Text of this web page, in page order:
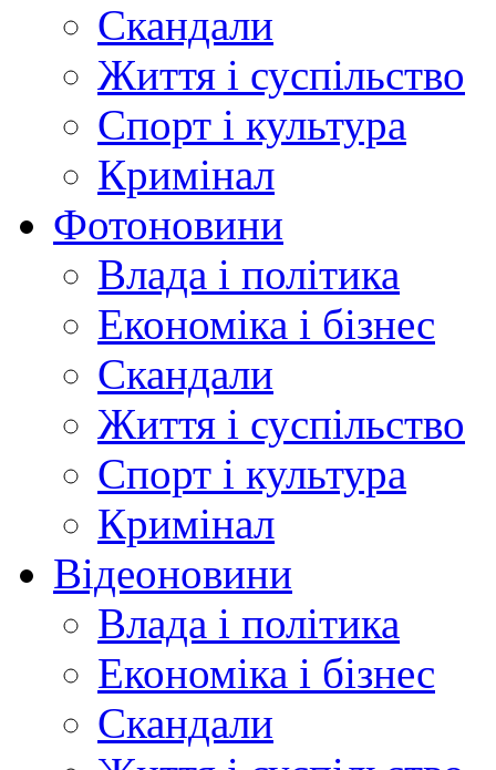
Скандали
Життя і суспільство
Спорт і культура
Кримінал
Фотоновини
Влада і політика
Економіка і бізнес
Скандали
Життя і суспільство
Спорт і культура
Кримінал
Відеоновини
Влада і політика
Економіка і бізнес
Скандали